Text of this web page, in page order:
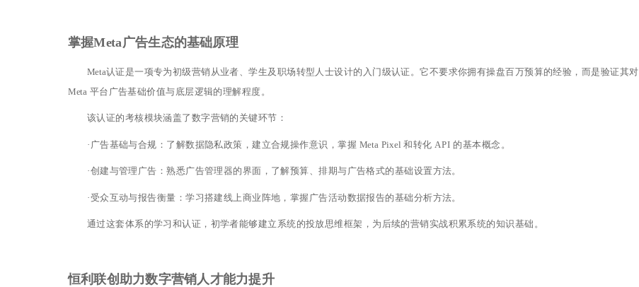
掌握Meta广告生态的基础原理
Meta认证是一项专为初级营销从业者、学生及职场转型人士设计的入门级认证。它不要求你拥有操盘百万预算的经验，而是验证其对
Meta 平台广告基础价值与底层逻辑的理解程度。
该认证的考核模块涵盖了数字营销的关键环节：
· 广告基础与合规：了解数据隐私政策，建立合规操作意识，掌握 Meta Pixel 和转化 API 的基本概念。
·创建与管理广告：熟悉广告管理器的界面，了解预算、排期与广告格式的基础设置方法。
·受众互动与报告衡量：学习搭建线上商业阵地，掌握广告活动数据报告的基础分析方法。
通过这套体系的学习和认证，初学者能够建立系统的投放思维框架，为后续的营销实战积累系统的知识基础。
恒利联创助力数字营销人才能力提升